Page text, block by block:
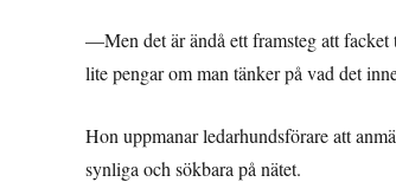
—Men det är ändå ett framsteg att facket
lite pengar om man tänker på vad det
Hon uppmanar ledarhundsförare att
synliga och sökbara på nätet.